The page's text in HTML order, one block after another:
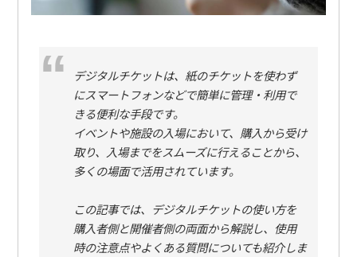
デジタルチケットは、紙のチケットを使わず
にスマートフォンなどで簡単に管理・利用で
きる便利な手段です。
イベントや施設の入場において、購入から受け
取り、入場までをスムーズに行えることから、
多くの場面で活用されています。
この記事では、デジタルチケットの使い方を
購入者側と開催者側の両面から解説し、使用
時の注意点やよくある質問についても紹介しま